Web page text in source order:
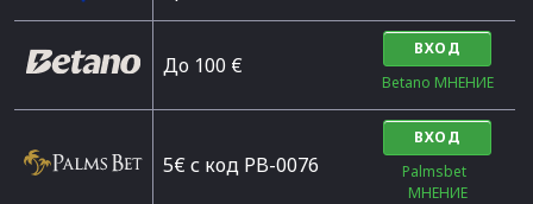
Дo 100 €
ВХОД
Betano МНЕНИЕ
5€ с код PB-0076
ВХОД
Palmsbet
МНЕНИЕ